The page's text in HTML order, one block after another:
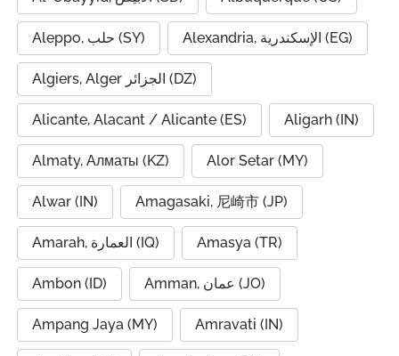
Aleppo, حلب (SY) Alexandria, الإسكندرية (EG)
Algiers, Alger الجزائر (DZ)
Alicante, Alacant / Alicante (ES) Aligarh (IN)
Almaty, Алматы (KZ) Alor Setar (MY)
Alwar (IN) Amagasaki, 尼崎市 (JP)
Amarah, العمارة (IQ) Amasya (TR)
Ambon (ID) Amman, عمان (JO)
Ampang Jaya (MY) Amravati (IN)